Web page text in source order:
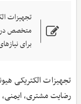
تجهیزات
متخصص در
برای
تجهیزات الکتریکی
رضایت مشتری،